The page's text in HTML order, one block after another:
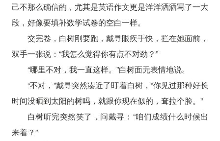
己不那么确信的，尤其是英语作文更是洋洋洒洒写了一大
段，好像要填补数学试卷的空白一样。
交完卷，白树刚要跑，戴寻眼疾手快，拦在她面前，
双手一张说：“我怎么觉得你有点不对劲？”
“哪里不对，我一直这样。”白树面无表情地说。
“不对，”戴寻突然凑近了盯着白树，“你见过那种好长
时间没晒到太阳的树吗，就跟你现在似的，耷拉个脸。”
白树听完突然笑了，问戴寻：“咱们成绩什么时候出
来着？”